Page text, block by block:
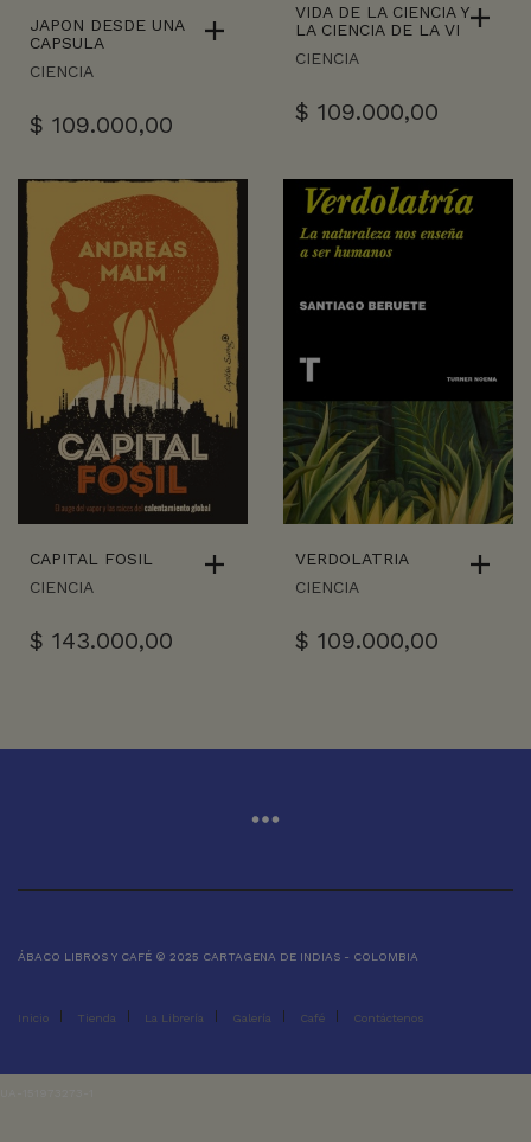
JAPON DESDE UNA
CAPSULA
CIENCIA
$ 109.000,00
VIDA DE LA CIENCIA Y
LA CIENCIA DE LA VI
CIENCIA
$ 109.000,00
CAPITAL FOSIL
CIENCIA
$ 143.000,00
VERDOLATRIA
CIENCIA
$ 109.000,00
ÁBACO LIBROS Y CAFÉ © 2025 CARTAGENA DE INDIAS - COLOMBIA
Inicio Tienda La Librería Galería Café Contáctenos